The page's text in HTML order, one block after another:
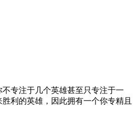
专注于几个英雄甚至只专注于一
利的英雄，因此拥有一个你专精且